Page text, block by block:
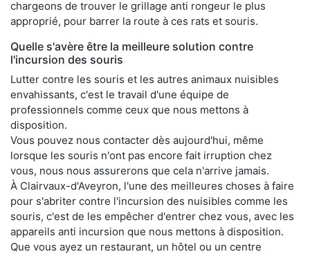
chargeons de trouver le grillage anti rongeur le plus
approprié, pour barrer la route à ces rats et souris.
Quelle s'avère être la meilleure solution contre
l'incursion des souris
Lutter contre les souris et les autres animaux nuisibles
envahissants, c'est le travail d'une équipe de
professionnels comme ceux que nous mettons à
disposition.
Vous pouvez nous contacter dès aujourd'hui, même
lorsque les souris n'ont pas encore fait irruption chez
vous, nous nous assurerons que cela n'arrive jamais.
À Clairvaux-d'Aveyron, l'une des meilleures choses à faire
pour s'abriter contre l'incursion des nuisibles comme les
souris, c'est de les empêcher d'entrer chez vous, avec les
appareils anti incursion que nous mettons à disposition.
Que vous ayez un restaurant, un hôtel ou un centre